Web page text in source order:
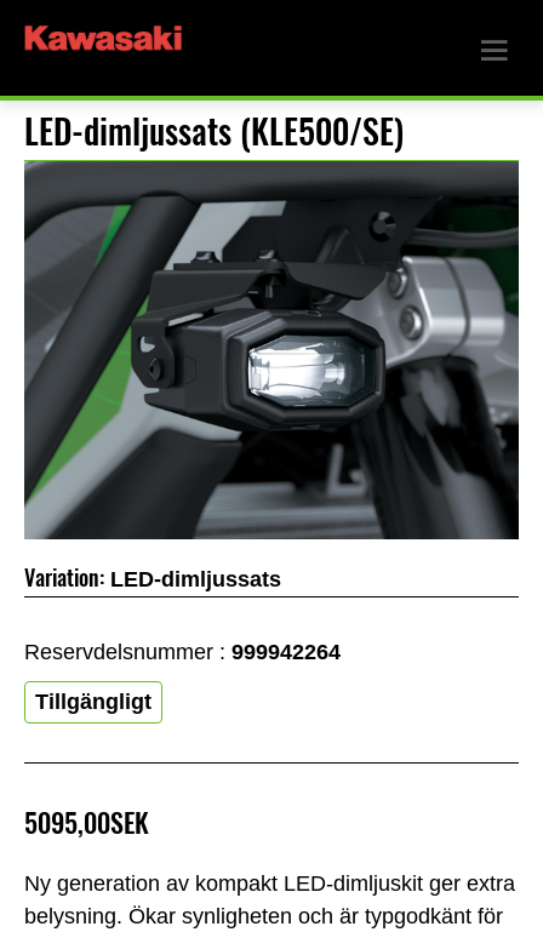
LED-dimljussats (KLE500/SE)
Ny generation av kompakt LED-dimljuskit ger extra
belysning. Ökar synligheten och är typgodkänt för
5095,00SEK
Variation: LED-dimljussats
Reservdelsnummer : 999942264
Tillgängligt